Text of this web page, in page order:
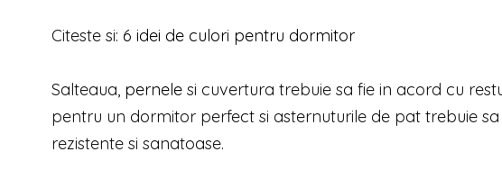
Citeste si: 6 idei de culori pentru dormitor
Salteaua, pernele si cuvertura trebuie sa fie in acord cu
pentru un dormitor perfect si asternuturile de pat trebuie
rezistente si sanatoase.